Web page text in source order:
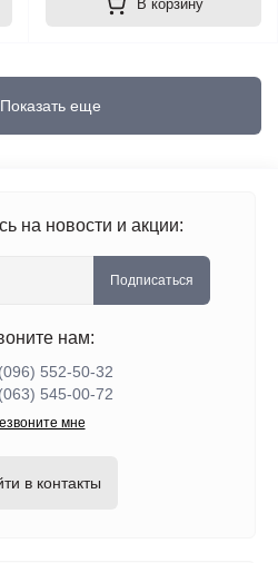
В корзину
Показать еще
на новости и акции:
Подписаться
нам:
552-50-32
545-00-72
мне
в контакты